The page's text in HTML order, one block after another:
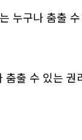
춤출 수 있는